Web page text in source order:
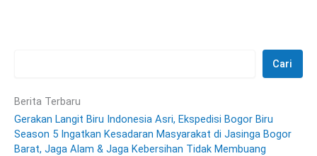
Cari
Berita Terbaru
Gerakan Langit Biru Indonesia Asri, Ekspedisi Bogor Biru
Season 5 Ingatkan Kesadaran Masyarakat di Jasinga Bogor
Barat, Jaga Alam & Jaga Kebersihan Tidak Membuang